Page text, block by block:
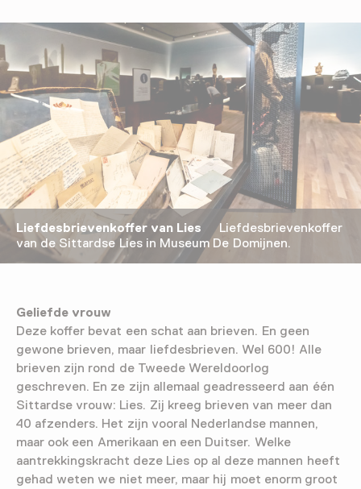
Liefdesbrievenkoffer van Lies Liefdesbrievenkoffer
van de Sittardse Lies in Museum De Domijnen.
Geliefde vrouw
Deze koffer bevat een schat aan brieven. En geen
gewone brieven, maar liefdesbrieven. Wel 600! Alle
brieven zijn rond de Tweede Wereldoorlog
geschreven. En ze zijn allemaal geadresseerd aan één
Sittardse vrouw: Lies. Zij kreeg brieven van meer dan
40 afzenders. Het zijn vooral Nederlandse mannen,
maar ook een Amerikaan en een Duitser. Welke
aantrekkingskracht deze Lies op al deze mannen heeft
gehad weten we niet meer, maar hij moet enorm groot